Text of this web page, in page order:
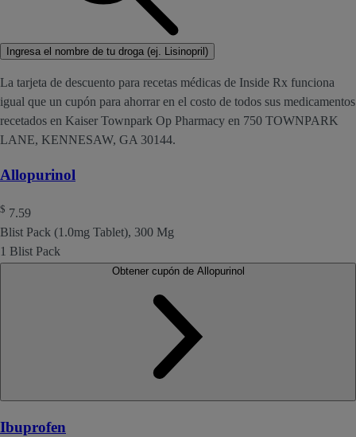
Ingresa el nombre de tu droga (ej. Lisinopril)
La tarjeta de descuento para recetas médicas de Inside Rx funciona
igual que un cupón para ahorrar en el costo de todos sus medicamentos
recetados en Kaiser Townpark Op Pharmacy en 750 TOWNPARK
LANE, KENNESAW, GA 30144.
Allopurinol
$ 7.59
Blist Pack (1.0mg Tablet), 300 Mg
1 Blist Pack
Ibuprofen